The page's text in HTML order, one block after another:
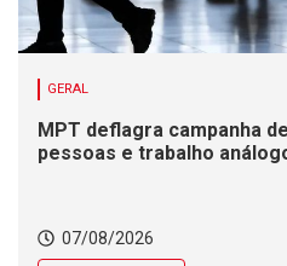
GERAL
MPT deflagra campanha
pessoas e trabalho
07/08/2026